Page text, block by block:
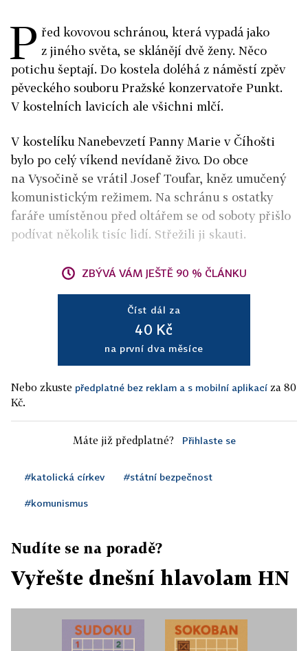
P řed kovovou schránou, která vypadá jako
z jiného světa, se sklánějí dvě ženy. Něco
potichu šeptají. Do kostela doléhá z náměstí zpěv
pěveckého souboru Pražské konzervatoře Punkt.
V kostelních lavicích ale všichni mlčí.
V kostelíku Nanebevzetí Panny Marie v Číhošti
bylo po celý víkend nevídaně živo. Do obce
na Vysočině se vrátil Josef Toufar, kněz umučený
komunistickým režimem. Na schránu s ostatky
faráře umístěnou před oltářem se od soboty přišlo
podívat několik tisíc lidí. Střežili ji skauti.
ZBÝVÁ VÁM JEŠTĚ 90 % ČLÁNKU
Číst dál za
40 Kč
na první dva měsíce
Nebo zkuste předplatné bez reklam a s mobilní aplikací za 80
Kč.
Máte již předplatné? Přihlaste se
#katolická církev #státní bezpečnost
#komunismus
Nudíte se na poradě?
Vyřešte dnešní hlavolam HN